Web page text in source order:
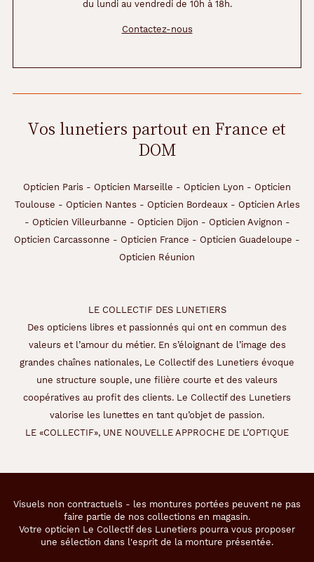
du lundi au vendredi de 10h à 18h.
Contactez-nous
Vos lunetiers partout en France et
DOM
Opticien Paris - Opticien Marseille - Opticien Lyon - Opticien
Toulouse - Opticien Nantes - Opticien Bordeaux- Opticien Arles
- Opticien Villeurbanne - Opticien Dijon - Opticien Avignon -
Opticien Carcassonne - Opticien France - Opticien Guadeloupe -
Opticien Réunion
LE COLLECTIF DES LUNETIERS
Des opticiens libres et passionnés qui ont en commun des
valeurs et l’amour du métier. En s’éloignant de l’image des
grandes chaînes nationales, Le Collectif des Lunetiers évoque
une structure souple, une filière courte et des valeurs
coopératives au profit des clients. Le Collectif des Lunetiers
valorise les lunettes en tant qu’objet de passion.
LE «COLLECTIF», UNE NOUVELLE APPROCHE DE L’OPTIQUE
Visuels non contractuels - les montures portées peuvent ne pas
faire partie de nos collections en magasin.
Votre opticien Le Collectif des Lunetiers pourra vous proposer
une sélection dans l'esprit de la monture présentée.